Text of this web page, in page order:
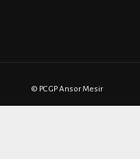
© PC GP Ansor Mesir